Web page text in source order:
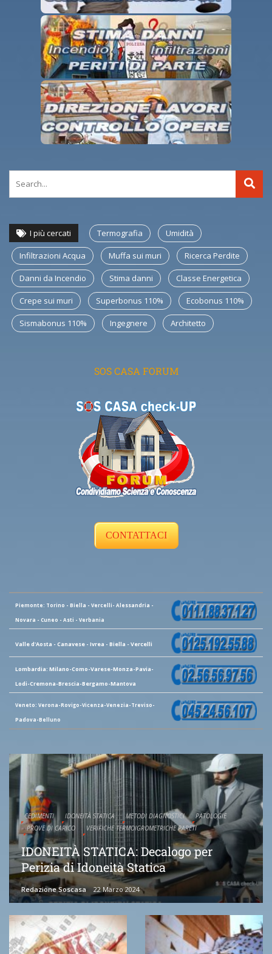
I più cercati Termografia Umidità
Infiltrazioni Acqua Muffa sui muri Ricerca Perdite
Danni da Incendio Stima danni Classe Energetica
Crepe sui muri Superbonus 110% Ecobonus 110%
Sismabonus 110% Ingegnere Architetto
SOS CASA FORUM
CONTATTACI
Piemonte: Torino - Biella - Vercelli- Alessandria -
Novara - Cuneo - Asti - Verbania
Valle d'Aosta - Canavese - Ivrea - Biella - Vercelli
Lombardia: Milano-Como-Varese-Monza-Pavia-
Lodi-Cremona-Brescia-Bergamo-Mantova
Veneto: Verona-Rovigo-Vicenza-Venezia-Treviso-
Padova-Belluno
CEDIMENTI IDONEITÀ STATICA METODI DIAGNOSTICI
PATOLOGIE
PROVE DI CARICO
VERIFICHE TERMOIGROMETRICHE PARETI
IDONEITÀ STATICA: Decalogo per
Perizia di Idoneità Statica
Redazione Soscasa 22 Marzo 2024